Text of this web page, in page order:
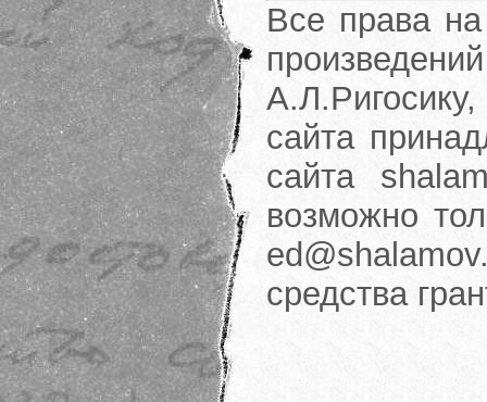
Все права на
сайта
сайта
возможно
средства